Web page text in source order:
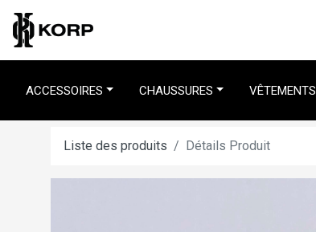
ACCESSOIRES CHAUSSURES VÊTEMENTS
Liste des produits Détails Produit